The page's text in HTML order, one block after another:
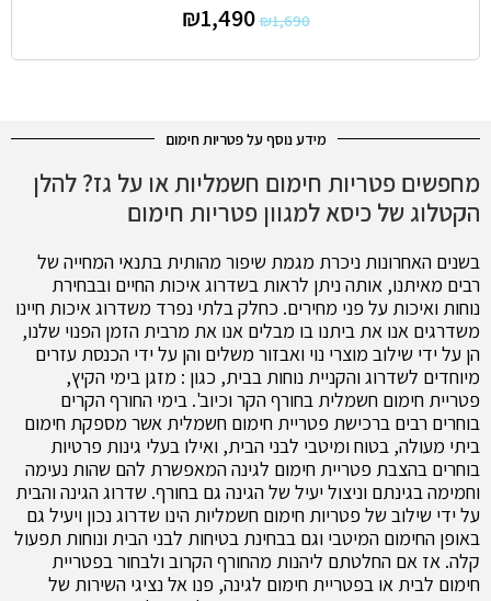
₪1,690
₪1,490
מידע נוסף על פטריות חימום
מחפשים פטריות חימום חשמליות או על גז? להלן
הקטלוג של כיסא למגוון פטריות חימום
בשנים האחרונות ניכרת מגמת שיפור מהותית בתנאי המחייה של
רבים מאיתנו, אותה ניתן לראות בשדרוג איכות החיים ובבחירת
נוחות ואיכות על פני מחירים. כחלק בלתי נפרד משדרוג איכות חיינו
משדרגים אנו את ביתנו בו מבלים אנו את מרבית הזמן הפנוי שלנו,
הן על ידי שילוב מוצרי נוי ואבזור משלים והן על ידי הכנסת עזרים
מיוחדים לשדרוג והקניית נוחות בבית, כגון : מזגן בימי הקיץ,
פטריית חימום חשמלית בחורף הקר וכיוב'. בימי החורף הקרים
בוחרים רבים ברכישת פטריית חימום חשמלית אשר מספקת חימום
ביתי מעולה, בטוח ומיטבי לבני הבית, ואילו בעלי גינות פרטיות
בוחרים בהצבת פטריית חימום לגינה המאפשרת להם שהות נעימה
וחמימה בגינתם וניצול יעיל של הגינה גם בחורף. שדרוג הגינה והבית
על ידי שילוב של פטריות חימום חשמליות הינו שדרוג נכון ויעיל גם
באופן החימום המיטבי וגם בבחינת בטיחות לבני הבית ונוחות תפעול
קלה. אז אם החלטתם ליהנות מהחורף הקרוב ולבחור בפטריית
חימום לבית או בפטריית חימום לגינה, פנו אל נציגי השירות של